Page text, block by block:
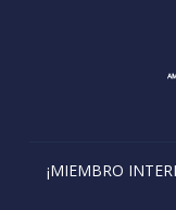
¡MIEMBRO